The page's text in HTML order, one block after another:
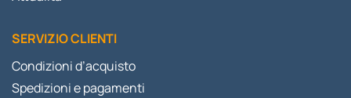
SERVIZIO CLIENTI
Condizioni d’acquisto
Spedizioni e pagamenti